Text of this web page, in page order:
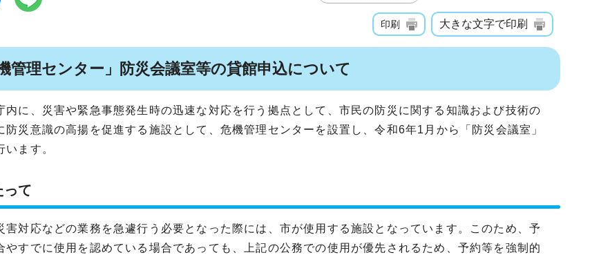
印刷 大きな文字で印刷
管理センター」防災会議室等の貸館申込について
内に、災害や緊急事態発生時の迅速な対応を行う拠点として、市民の防災に関する知識および技術の
防災意識の高揚を促進する施設として、危機管理センターを設置し、令和6年1月から「防災会議室」
います。
って
害対応などの業務を急遽行う必要となった際には、市が使用する施設となっています。このため、予
やすでに使用を認めている場合であっても、上記の公務での使用が優先されるため、予約等を強制的